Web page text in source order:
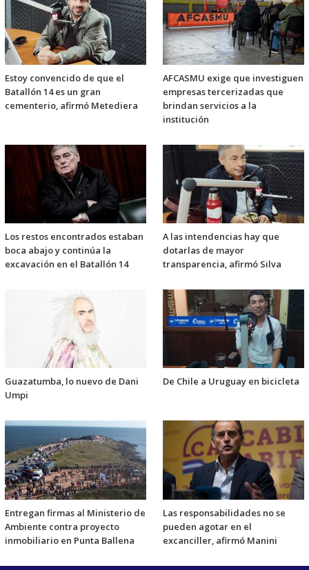
Estoy convencido de que el
Batallón 14 es un gran
cementerio, afirmó Metediera
AFCASMU exige que investiguen
empresas tercerizadas que
brindan servicios a la
institución
Los restos encontrados estaban
boca abajo y continúa la
excavación en el Batallón 14
A las intendencias hay que
dotarlas de mayor
transparencia, afirmó Silva
Guazatumba, lo nuevo de Dani
Umpi
De Chile a Uruguay en bicicleta
Entregan firmas al Ministerio de
Ambiente contra proyecto
inmobiliario en Punta Ballena
Las responsabilidades no se
pueden agotar en el
excanciller, afirmó Manini